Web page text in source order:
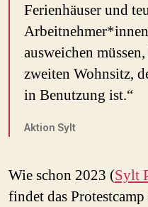
Ferienhäuser und
ausweichen
zweiten Wohnsitz,
in Benutzung ist.“
Aktion Sylt
Wie schon 2023 (Sylt
findet das